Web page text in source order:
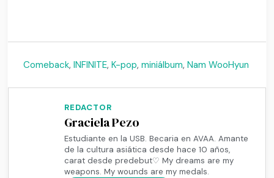
Comeback,INFINITE,K-pop,miniálbum,Nam WooHyun
REDACTOR
Graciela Pezo
Estudiante en la USB. Becaria en AVAA. Amante
de la cultura asiática desde hace 10 años,
carat desde predebut♡ My dreams are my
weapons. My wounds are my medals.